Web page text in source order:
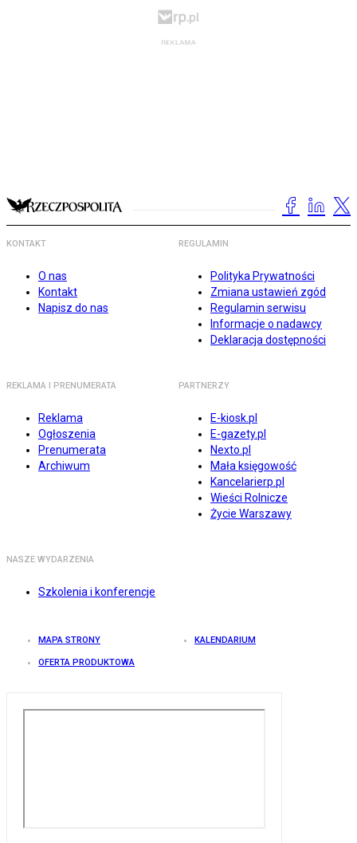
KONTAKT
O nas
Kontakt
Napisz do nas
REGULAMIN
Polityka Prywatności
Zmiana ustawień zgód
Regulamin serwisu
Informacje o nadawcy
Deklaracja dostępności
REKLAMA I PRENUMERATA
Reklama
Ogłoszenia
Prenumerata
Archiwum
PARTNERZY
E-kiosk.pl
E-gazety.pl
Nexto.pl
Mała księgowość
Kancelarierp.pl
Wieści Rolnicze
Życie Warszawy
NASZE WYDARZENIA
Szkolenia i konferencje
MAPA STRONY KALENDARIUM
OFERTA PRODUKTOWA